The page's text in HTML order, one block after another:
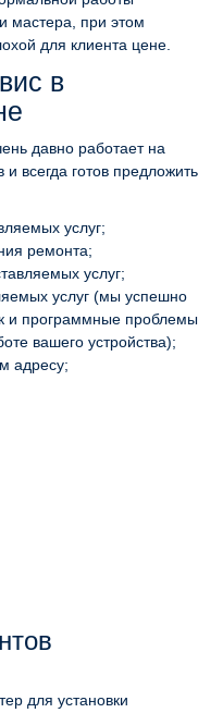
мастера, при этом
для клиента цене.
в
давно работает на
всегда готов предложить
услуг;
ремонта;
услуг;
услуг (мы успешно
и программные проблемы
вашего устройства);
адресу;
для установки